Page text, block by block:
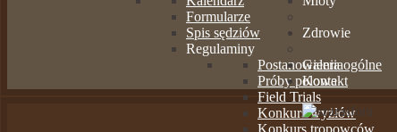
Formularze
Spis sędziów
Regulaminy
Postanowienia ogólne
Próby polowe
Field Trials
Konkurs wyżłów
Konkurs tropowców
Zdrowie
Galeria
Kontakt